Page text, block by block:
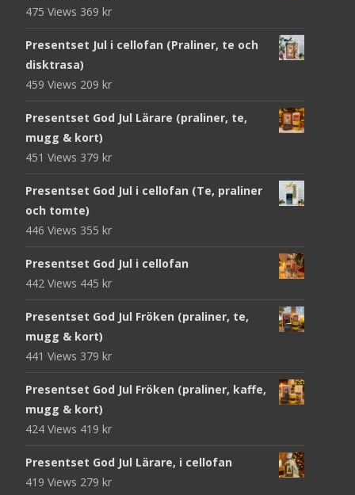
475 Views 369 kr
Presentset Jul i cellofan (Praliner, te och
disktrasa)
459 Views 209 kr
Presentset God Jul Lärare (praliner, te,
mugg & kort)
451 Views 379 kr
Presentset God Jul i cellofan (Te, praliner
och tomte)
446 Views 355 kr
Presentset God Jul i cellofan
442 Views 445 kr
Presentset God Jul Fröken (praliner, te,
mugg & kort)
441 Views 379 kr
Presentset God Jul Fröken (praliner, kaffe,
mugg & kort)
424 Views 419 kr
Presentset God Jul Lärare, i cellofan
419 Views 279 kr